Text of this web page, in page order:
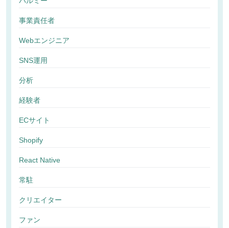
事業責任者
Webエンジニア
SNS運用
分析
経験者
ECサイト
Shopify
React Native
常駐
クリエイター
ファン